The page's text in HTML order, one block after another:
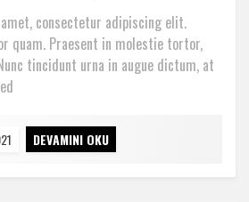
consectetur adipiscing elit.
quam. Praesent in molestie tortor,
tincidunt urna in augue dictum, at
DEVAMINI OKU